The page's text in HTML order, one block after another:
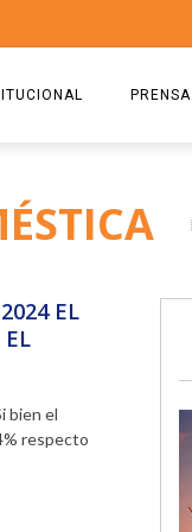
CIRIELLI
PRENSA
2025
EL
EL
bien el
respecto